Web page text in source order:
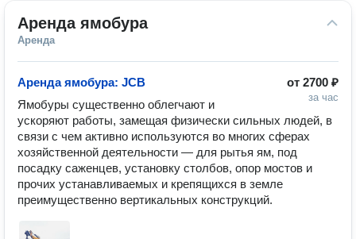
Аренда ямобура
Аренда
от 2700 ₽
за час
Аренда ямобура: JCB
Ямобуры существенно облегчают и
ускоряют работы, замещая физически сильных людей, в
связи с чем активно используются во многих сферах
хозяйственной деятельности — для рытья ям, под
посадку саженцев, установку столбов, опор мостов и
прочих устанавливаемых и крепящихся в земле
преимущественно вертикальных конструкций.